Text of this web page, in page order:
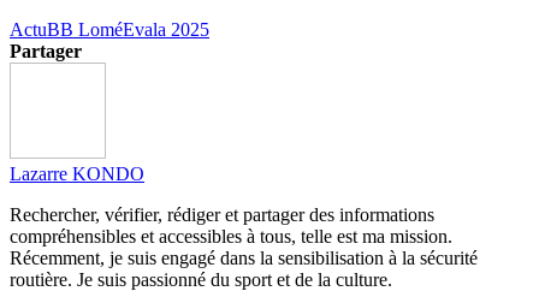
ActuBB LoméEvala 2025
Partager
Lazarre KONDO
Rechercher, vérifier, rédiger et partager des informations
compréhensibles et accessibles à tous, telle est ma mission.
Récemment, je suis engagé dans la sensibilisation à la sécurité
routière. Je suis passionné du sport et de la culture.